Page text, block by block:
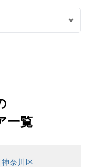
一覧
奈川区